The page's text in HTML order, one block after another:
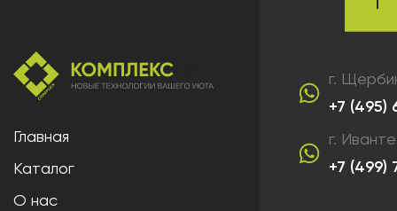
Главная
Каталог
О нас
г.
+7 (495)
г.
+7 (499)